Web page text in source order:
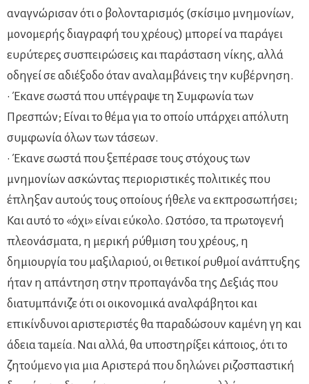
αναγνώρισαν ότι ο βολονταρισμός (σκίσιμο μνημονίων,
μονομερής διαγραφή του χρέους) μπορεί να παράγει
ευρύτερες συσπειρώσεις και παράσταση νίκης, αλλά
οδηγεί σε αδιέξοδο όταν αναλαμβάνεις την κυβέρνηση.
• Έκανε σωστά που υπέγραψε τη Συμφωνία των
Πρεσπών; Είναι το θέμα για το οποίο υπάρχει απόλυτη
συμφωνία όλων των τάσεων.
• Έκανε σωστά που ξεπέρασε τους στόχους των
μνημονίων ασκώντας περιοριστικές πολιτικές που
έπληξαν αυτούς τους οποίους ήθελε να εκπροσωπήσει;
Και αυτό το «όχι» είναι εύκολο. Ωστόσο, τα πρωτογενή
πλεονάσματα, η μερική ρύθμιση του χρέους, η
δημιουργία του μαξιλαριού, οι θετικοί ρυθμοί ανάπτυξης
ήταν η απάντηση στην προπαγάνδα της Δεξιάς που
διατυμπάνιζε ότι οι οικονομικά αναλφάβητοι και
επικίνδυνοι αριστεριστές θα παραδώσουν καμένη γη και
άδεια ταμεία. Ναι αλλά, θα υποστηρίξει κάποιος, ότι το
ζητούμενο για μια Αριστερά που δηλώνει ριζοσπαστική